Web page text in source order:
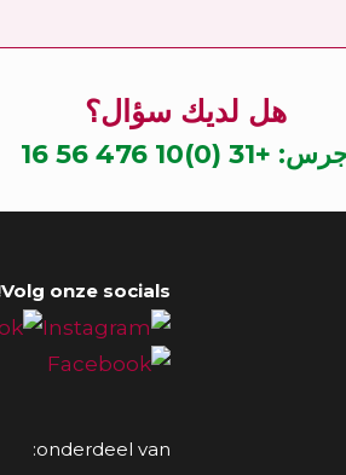
هل لديك سؤال؟
+31 (0)10 476 56 16
Volg onze socials!
onderdeel van: